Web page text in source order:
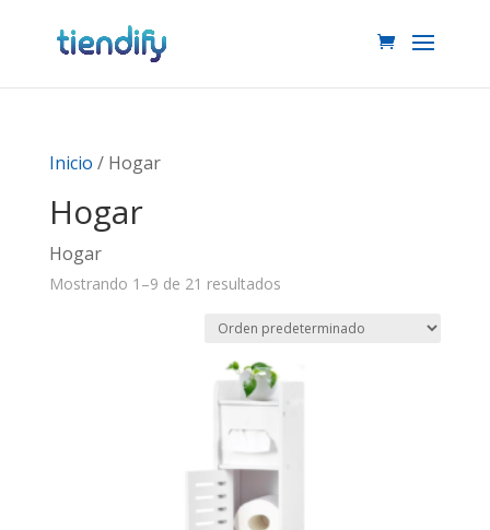
Inicio / Hogar
Hogar
Hogar
Mostrando 1–9 de 21 resultados